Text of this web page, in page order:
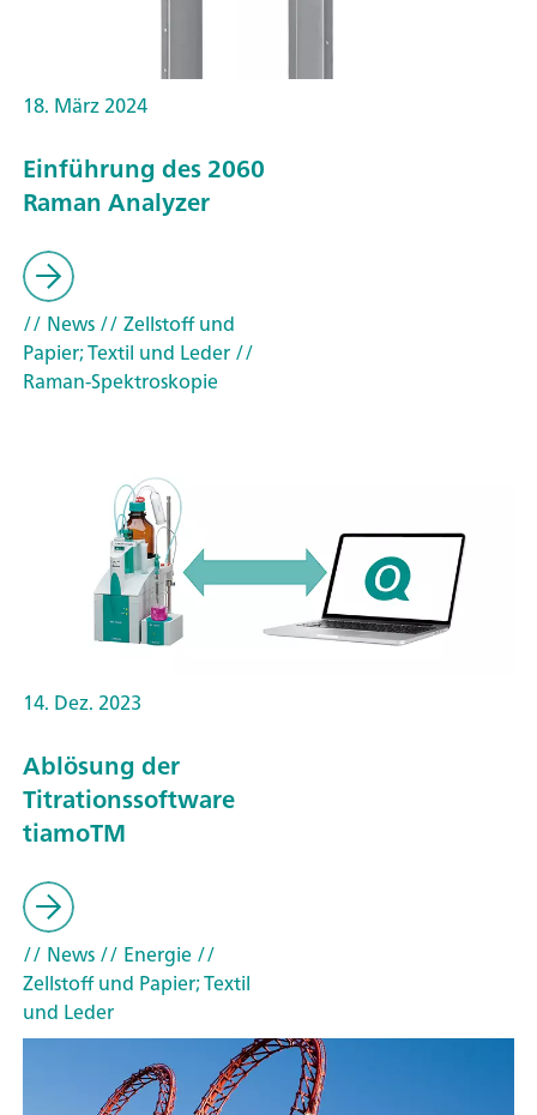
18. März 2024
Einführung des 2060
Raman Analyzer
// News// Zellstoff und
Papier; Textil und Leder//
Raman-Spektroskopie
14. Dez. 2023
Ablösung der
Titrationssoftware
tiamoTM
// News// Energie//
Zellstoff und Papier; Textil
und Leder